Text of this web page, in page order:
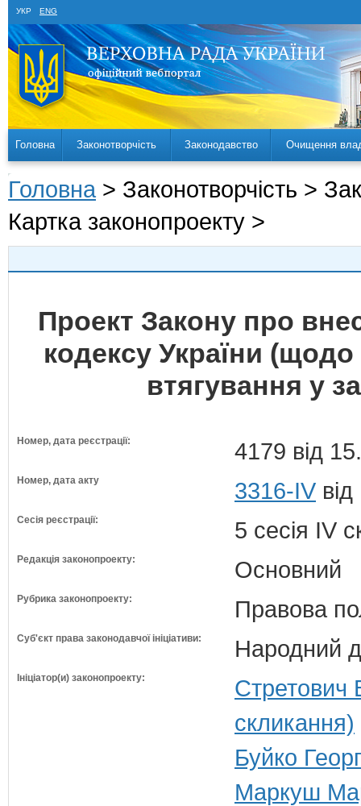
УКР ENG
Головна Законотворчість Законодавство Очищення
Головна > Законотворчість >
Картка законопроекту >
Проект Закону про
кодексу України (щодо
втягування у
Номер, дата реєстрації: 4179 від
Номер, дата акту 3316-IV
Сесія реєстрації: 5 сесія IV
Редакція законопроекту: Основний
Рубрика законопроекту: Правова
Суб'єкт права законодавчої ініціативи: Народний
Ініціатор(и) законопроекту:
Стретович
скликання)
Буйко
Маркуш